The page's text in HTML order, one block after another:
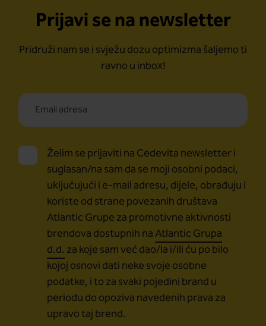
Prijavi se na newsletter
Pridruži nam se i svježu dozu optimizma šaljemo ti
ravno u inbox!
Želim se prijaviti na Cedevita newsletter i
suglasan/na sam da se moji osobni podaci,
uključujući i e-mail adresu, dijele, obrađuju i
koriste od strane povezanih društava
Atlantic Grupe za promotivne aktivnosti
brendova dostupnih naAtlantic Grupa
d.d. za koje sam već dao/la i/ili ću po bilo
kojoj osnovi dati neke svoje osobne
podatke, i to za svaki pojedini brand u
periodu do opoziva navedenih prava za
upravo taj brend.